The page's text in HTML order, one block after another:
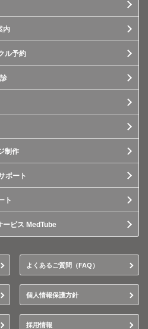
内
ル予約
制作
ポート
ト
ービス MedTube
よくあるご質問（FAQ）
個人情報保護方針
採用情報